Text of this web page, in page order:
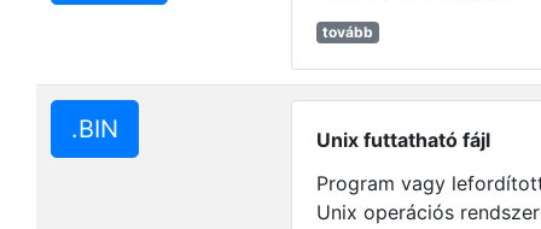
tovább
.BIN
Unix futtatható fájl
Program vagy
Unix operációs